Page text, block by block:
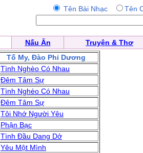
Tên Bài Nhạc Tên
Nấu Ăn Truyện & Thơ
Tố My, Đào Phi Dương
Tình Nghèo Có Nhau
Đêm Tâm Sự
Tình Nghèo Có Nhau
Đêm Tâm Sự
Tôi Nhớ Người Yêu
Phận Bạc
Tình Đầu Dang Dở
Yêu Một Mình